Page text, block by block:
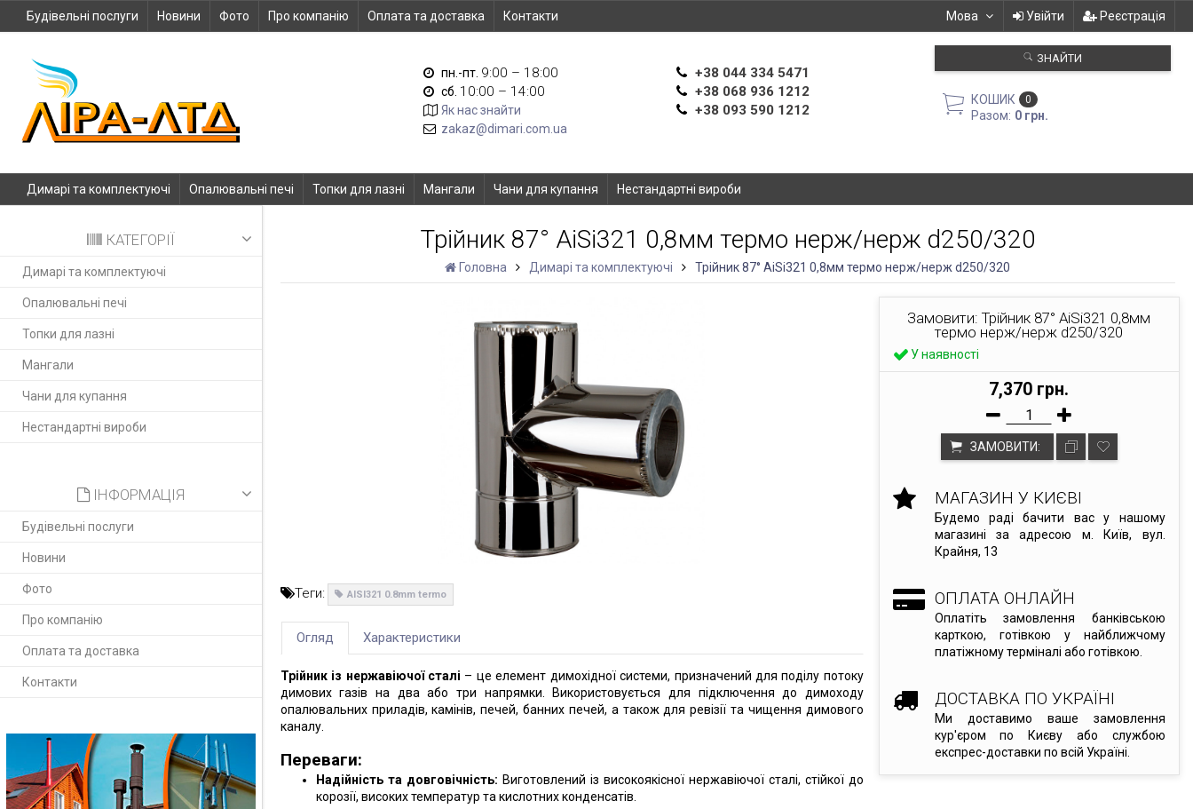
Будівельні послуги Новини Фото Про компанію Оплата та доставка Контакти Мова Увійти Реєстрація
пн.-пт. 9:00 – 18:00
сб. 10:00 – 14:00
Як нас знайти
zakaz@dimari.com.ua
+38 044 334 5471
+38 068 936 1212
+38 093 590 1212
ЗНАЙТИ
КОШИК 0
Разом: 0 грн.
Димарі та комплектуючі Опалювальні печі Топки для лазні Мангали Чани для купання Нестандартні вироби
КАТЕГОРІЇ
Димарі та комплектуючі
Опалювальні печі
Топки для лазні
Мангали
Чани для купання
Нестандартні вироби
ІНФОРМАЦІЯ
Будівельні послуги
Новини
Фото
Про компанію
Оплата та доставка
Контакти
Трійник 87° AiSi321 0,8мм термо нерж/нерж d250/320
Головна Димарі та комплектуючі Трійник 87° AiSi321 0,8мм термо нерж/нерж d250/320
Замовити: Трійник 87° AiSi321 0,8мм
термо нерж/нерж d250/320
У наявності
7,370 грн.
ЗАМОВИТИ:
МАГАЗИН У КИЄВІ
Будемо раді бачити вас у нашому
магазині за адресою м. Київ, вул.
Крайня, 13
ОПЛАТА ОНЛАЙН
Оплатіть замовлення банківською
карткою, готівкою у найближчому
платіжному терміналі або готівкою.
ДОСТАВКА ПО УКРАЇНІ
Ми доставимо ваше замовлення
кур'єром по Києву або службою
експрес-доставки по всій Україні.
Теги: AISI321 0.8mm termo
Огляд Характеристики
Трійник із нержавіючої сталі – це елемент димохідної системи, призначений для поділу потоку
димових газів на два або три напрямки. Використовується для підключення до димоходу
опалювальних приладів, камінів, печей, банних печей, а також для ревізії та чищення димового
каналу.
Переваги:
Надійність та довговічність: Виготовлений із високоякісної нержавіючої сталі, стійкої до
корозії, високих температур та кислотних конденсатів.